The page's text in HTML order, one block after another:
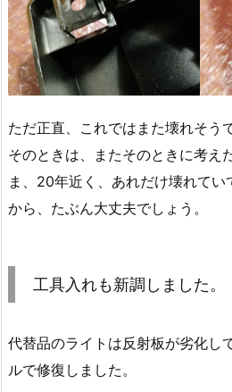
ただ正直、これではまた壊れそう
そのときは、またそのときに考え
ま、20年近く、あれだけ壊れて
から、たぶん大丈夫でしょう。
工具入れも新調しました。
代替品のライトは反射板が劣化し
ルで修復しました。